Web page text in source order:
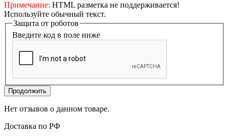
Примечание: HTML разметка не поддерживается!
Используйте обычный текст.
Защита от роботов
Введите код в поле ниже
Продолжить
Нет отзывов о данном товаре.
Доставка по РФ